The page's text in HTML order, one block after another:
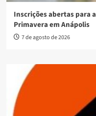
Inscrições abertas para
Primavera em Anápolis
7 de agosto de 2026